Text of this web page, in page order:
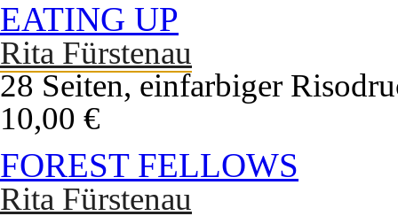
EATING UP
Rita Fürstenau
28 Seiten, einfarbiger
10,00 €
FOREST FELLOWS
Rita Fürstenau